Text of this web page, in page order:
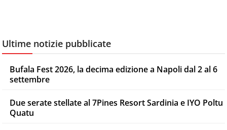
Ultime notizie pubblicate
Bufala Fest 2026, la decima edizione a Napoli dal 2 al 6
settembre
Due serate stellate al 7Pines Resort Sardinia e IYO Poltu
Quatu